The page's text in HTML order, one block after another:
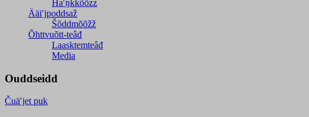
Haʹŋǩǩõõzz
Ääiʹjpoddsaž
Šõddmõõžž
Õhttvuõtt-teâđ
Laasktemteâđ
Media
Ouddseidd
Čuäʹjet puk